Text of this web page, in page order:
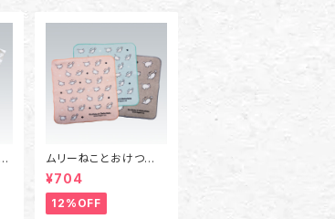
ムリーねことおけつねこ
のミニタオル
¥704
12%OFF